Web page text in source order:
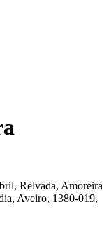
Relvada, Amoreira
Aveiro, 1380-019,